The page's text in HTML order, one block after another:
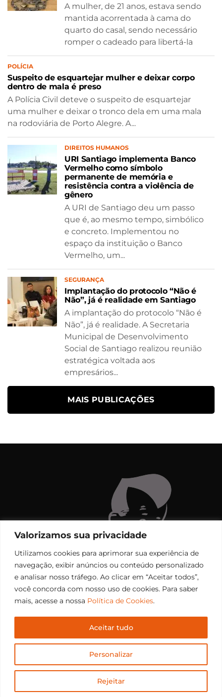
Valorizamos sua privacidade
Utilizamos cookies para aprimorar sua experiência de
navegação, exibir anúncios ou conteúdo personalizado
e analisar nosso tráfego. Ao clicar em “Aceitar todos”,
você concorda com nosso uso de cookies. Para saber
mais, acesse a nossa Política de Cookies.
Personalizar
Rejeitar
Aceitar tudo
A mulher, de 21 anos, estava sendo
mantida acorrentada à cama do
quarto do casal, sendo necessário
romper o cadeado para libertá-la
POLÍCIA
Suspeito de esquartejar mulher e deixar corpo
dentro de mala é preso
A Polícia Civil deteve o suspeito de esquartejar
uma mulher e deixar o tronco dela em uma mala
na rodoviária de Porto Alegre. A...
DIREITOS HUMANOS
URI Santiago implementa Banco
Vermelho como símbolo
permanente de memória e
resistência contra a violência de
gênero
A URI de Santiago deu um passo
que é, ao mesmo tempo, simbólico
e concreto. Implementou no
espaço da instituição o Banco
Vermelho, um...
SEGURANÇA
Implantação do protocolo “Não é
Não”, já é realidade em Santiago
A implantação do protocolo “Não é
Não”, já é realidade. A Secretaria
Municipal de Desenvolvimento
Social de Santiago realizou reunião
estratégica voltada aos
empresários...
MAIS PUBLICAÇÕES
Copyright © 2006 – 2026 Rádio Santiago FM. Todos os
direitos reservados.
Desenvolvido porCEOS Tech